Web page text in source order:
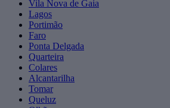
Vila Nova de Gaia
Lagos
Portimão
Faro
Ponta Delgada
Quarteira
Colares
Alcantarilha
Tomar
Queluz